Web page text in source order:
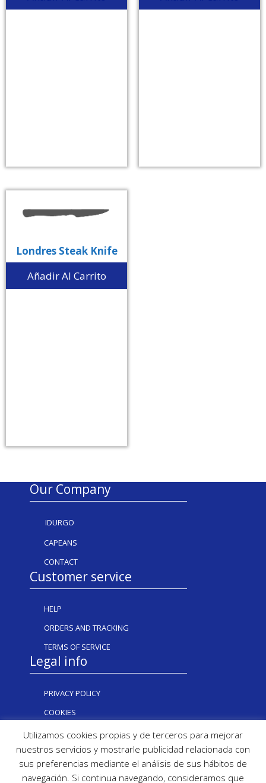
Londres Steak Knife
Añadir Al Carrito
Our Company
IDURGO
CAPEANS
CONTACT
Customer service
HELP
ORDERS AND TRACKING
TERMS OF SERVICE
Legal info
PRIVACY POLICY
COOKIES
Utilizamos cookies propias y de terceros para mejorar
nuestros servicios y mostrarle publicidad relacionada con
sus preferencias mediante el análisis de sus hábitos de
navegación. Si continua navegando, consideramos que